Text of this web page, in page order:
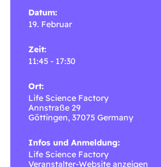
Datum:
19. Februar
Zeit:
11:45 - 17:30
Ort:
Life Science Factory
Annstraße 29
Göttingen, 37075 Germany
Infos und Anmeldung:
Life Science Factory
Veranstalter-Website anzeigen